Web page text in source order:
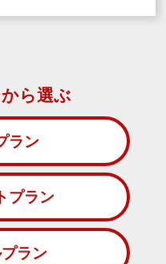
ら選ぶ
ラン
プラン
ラン